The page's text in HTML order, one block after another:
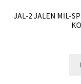
JAL-2 JALEN MIL-